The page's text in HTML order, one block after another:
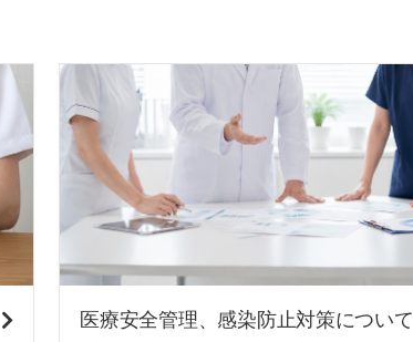
医療安全管理、感染防止対策について